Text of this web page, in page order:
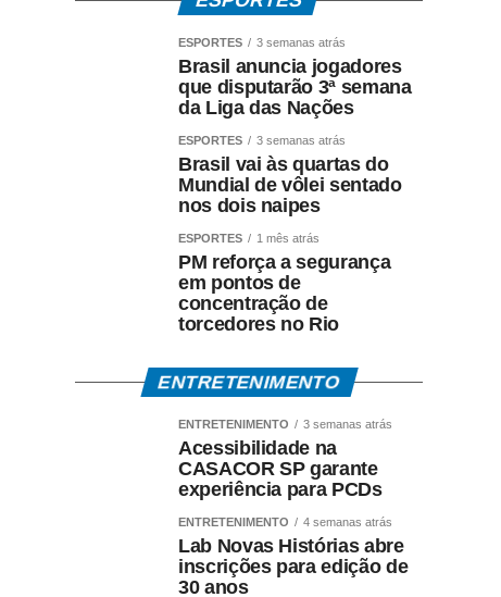
ESPORTES 3 semanas atrás
Brasil anuncia jogadores
que disputarão 3ª semana
da Liga das Nações
ESPORTES 3 semanas atrás
Brasil vai às quartas do
Mundial de vôlei sentado
nos dois naipes
ESPORTES 1 mês atrás
PM reforça a segurança
em pontos de
concentração de
torcedores no Rio
ENTRETENIMENTO
ENTRETENIMENTO 3 semanas atrás
Acessibilidade na
CASACOR SP garante
experiência para PCDs
ENTRETENIMENTO 4 semanas atrás
Lab Novas Histórias abre
inscrições para edição de
30 anos